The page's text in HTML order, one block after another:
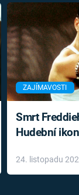
ZAJÍMAVOSTI
Smrt
Hudební
léky
24. listopadu